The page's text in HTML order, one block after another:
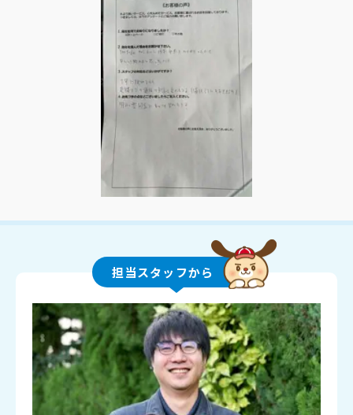
担当スタッフから